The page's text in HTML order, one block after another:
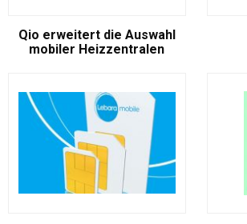
Qio erweitert die Auswahl
mobiler Heizzentralen